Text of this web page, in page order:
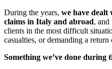
During the years, we have
claims in Italy and abroad, and
clients in the most difficult
casualties, or demanding a return
Something we’ve done during